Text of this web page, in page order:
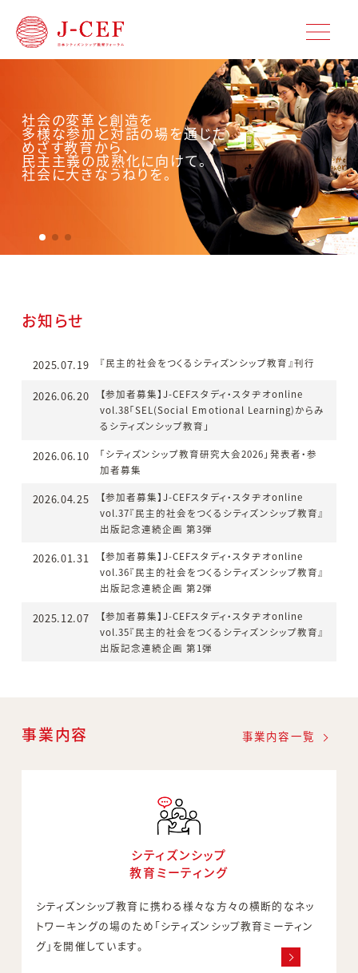
「つながる・まじわる・うまれる」
越境する知の広場へ。
多様な参加と対話の場を通じた
民主主義の成熟化に向けて。
社会の変革と創造を
めざす教育から、
社会に大きなうねりを。
お知らせ
2025.07.19 『民主的社会をつくるシティズンシップ教育』刊行
2026.06.20
【参加者募集】J-CEFスタディ・スタヂオonline
vol.38「SEL(Social Emotional Learning)からみ
るシティズンシップ教育」
2026.06.10
「シティズンシップ教育研究大会2026」発表者・参
加者募集
2026.04.25
【参加者募集】J-CEFスタディ・スタヂオonline
vol.37『民主的社会をつくるシティズンシップ教育』
出版記念連続企画 第3弾
2026.01.31
【参加者募集】J-CEFスタディ・スタヂオonline
vol.36『民主的社会をつくるシティズンシップ教育』
出版記念連続企画 第2弾
2025.12.07
【参加者募集】J-CEFスタディ・スタヂオonline
vol.35『民主的社会をつくるシティズンシップ教育』
出版記念連続企画 第1弾
事業内容 事業内容一覧
シティズンシップ
教育ミーティング
シティズンシップ教育に携わる様々な方々の横断的なネッ
トワーキングの場のため「シティズンシップ教育ミーティン
グ」を開催しています。